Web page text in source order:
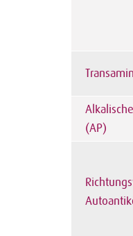
(AP)